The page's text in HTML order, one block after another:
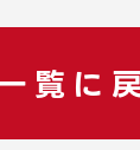
覧に